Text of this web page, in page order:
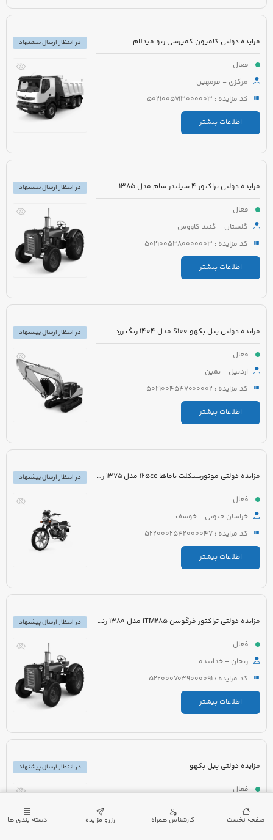
مزایده دولتی کامیون کمپرسی رنو میدلام
فعال
مرکزی - فرمهین
کد مزایده : 5021005713000003
اطلاعات بیشتر
در انتظار ارسال پیشنهاد
مزایده دولتی تراکتور 4 سیلندر سام مدل 1385
فعال
گلستان - گنبد کاووس
کد مزایده : 5021005380000003
اطلاعات بیشتر
در انتظار ارسال پیشنهاد
مزایده دولتی بیل بکهو S100 مدل 1404 رنگ زرد
فعال
اردبیل - نمین
کد مزایده : 5021004547000002
اطلاعات بیشتر
در انتظار ارسال پیشنهاد
مزایده دولتی موتورسیکلت یاماها 125cc مدل 1375 رنگ زرشکی
فعال
خراسان جنوبی - خوسف
کد مزایده : 5220002542000047
اطلاعات بیشتر
در انتظار ارسال پیشنهاد
مزایده دولتی تراکتور فرگوسن ITM285 مدل 1380 رنگ قرمز به همراه ادوات کشاورزی
فعال
زنجان - خدابنده
کد مزایده : 5220007039000091
اطلاعات بیشتر
در انتظار ارسال پیشنهاد
مزایده دولتی بیل بکهو
فعال
چهارمحال و بختیاری - خانمیرزا
کد مزایده : 5021005480000001
در انتظار ارسال پیشنهاد
صفحه نخست کارشناس همراه رزرو مزایده دسته بندی ها